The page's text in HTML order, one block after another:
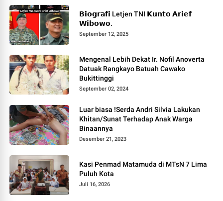
𝗕𝗶𝗼𝗴𝗿𝗮𝗳𝗶 Letjen TNI 𝗞𝘂𝗻𝘁𝗼 𝗔𝗿𝗶𝗲𝗳
𝗪𝗶𝗯𝗼𝘄𝗼.
September 12, 2025
Mengenal Lebih Dekat Ir. Nofil Anoverta
Datuak Rangkayo Batuah Cawako
Bukittinggi
September 02, 2024
Luar biasa !Serda Andri Silvia Lakukan
Khitan/Sunat Terhadap Anak Warga
Binaannya
Desember 21, 2023
Kasi Penmad Matamuda di MTsN 7 Lima
Puluh Kota
Juli 16, 2026